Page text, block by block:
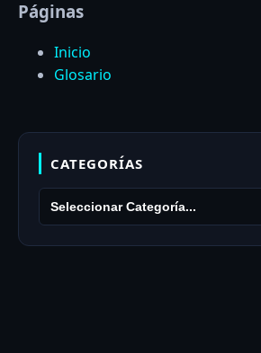
Páginas
Inicio
Glosario
CATEGORÍAS